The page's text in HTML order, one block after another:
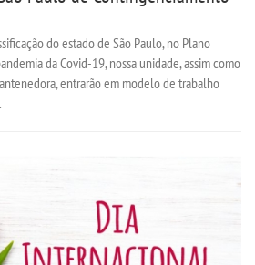
do estado de São Paulo, no Plano
da Covid-19, nossa unidade, assim como
entrarão em modelo de trabalho